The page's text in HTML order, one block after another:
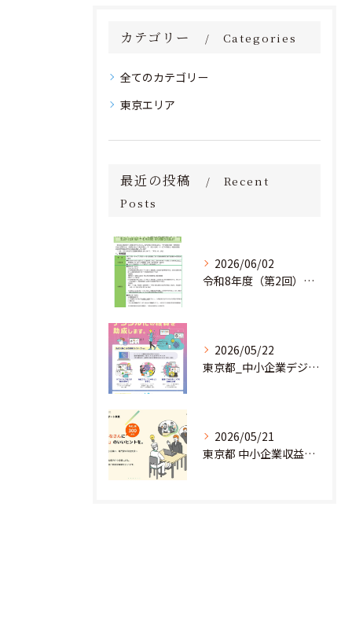
カテゴリー Categories
全てのカテゴリー
東京エリア
最近の投稿
Recent
Posts
2026/06/02
令和8年度（第2回）明日にチャレンジ中小企業基盤強化事業助成金のお知らせ
2026/05/22
東京都_中小企業デジタル導入促進補助事業のお知らせ
2026/05/21
東京都 中小企業収益力強化サポート事業